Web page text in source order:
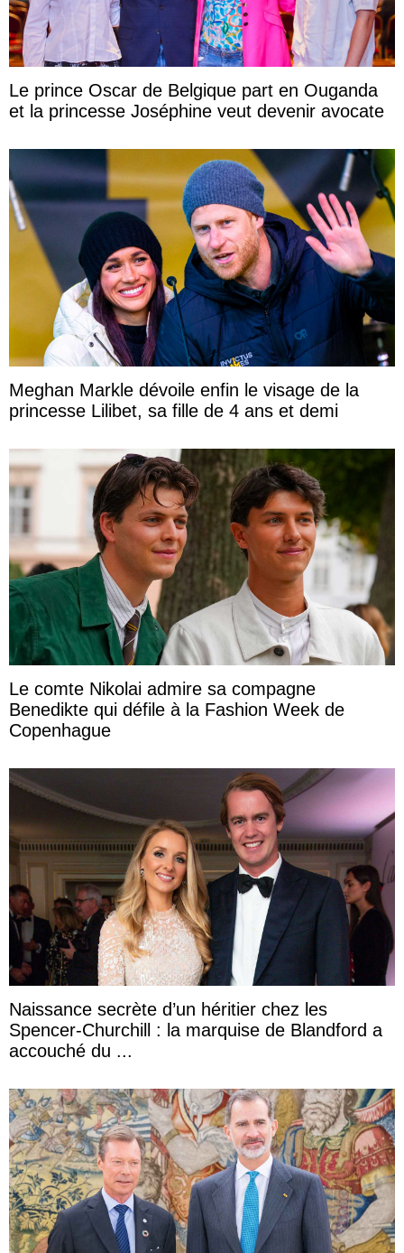
Le prince Oscar de Belgique part en Ouganda
et la princesse Joséphine veut devenir avocate
Meghan Markle dévoile enfin le visage de la
princesse Lilibet, sa fille de 4 ans et demi
Le comte Nikolai admire sa compagne
Benedikte qui défile à la Fashion Week de
Copenhague
Naissance secrète d’un héritier chez les
Spencer-Churchill : la marquise de Blandford a
accouché du ...